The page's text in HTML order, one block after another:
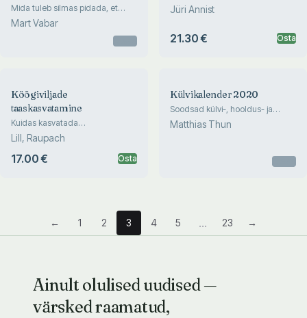
Mida tuleb silmas pidada, et
väikemesila oleks majanduslikult
rentaabel?
Mart Vabar
kasvatada
Jüri Annist
21.30 € Osta
Köögiviljade
taaskasvatamine
Kuidas kasvatada
köögiviljajääkidest tervislikku
toidupoolist
Lill, Raupach
17.00 € Osta
Külvikalender 2020
Soodsad külvi-, hooldus- ja
lõikusajad Maria ja Matthias K.
Thuni järgi
Matthias Thun
← 1 2 3 4 5 ... 23 →
Ainult olulised uudised —
värsked raamatud,